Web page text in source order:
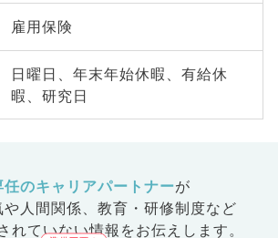
雇用保険
日曜日、年末年始休暇、有給休
暇、研究日
任のキャリアパートナーが
人間関係、 教育・研修制度など
れていない情報をお伝えします。